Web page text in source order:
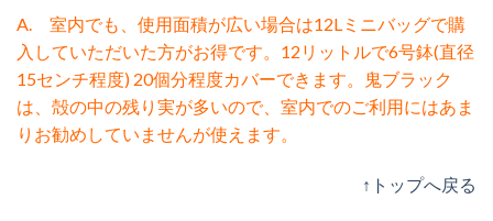
A. 室内でも、使用面積が広い場合は12Lミニバッグで購
入していただいた方がお得です。12リットルで6号鉢(直径
15センチ程度) 20個分程度カバーできます。鬼ブラック
は、殻の中の残り実が多いので、室内でのご利用にはあま
りお勧めしていませんが使えます。
↑トップへ戻る